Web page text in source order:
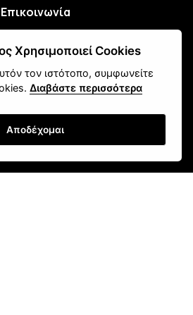
Επικοινωνία
Newsletter
Εγγραφή
Χρησιμοποιεί Cookies
τον ιστότοπο, συμφωνείτε
Διαβάστε περισσότερα
Αποδέχομαι